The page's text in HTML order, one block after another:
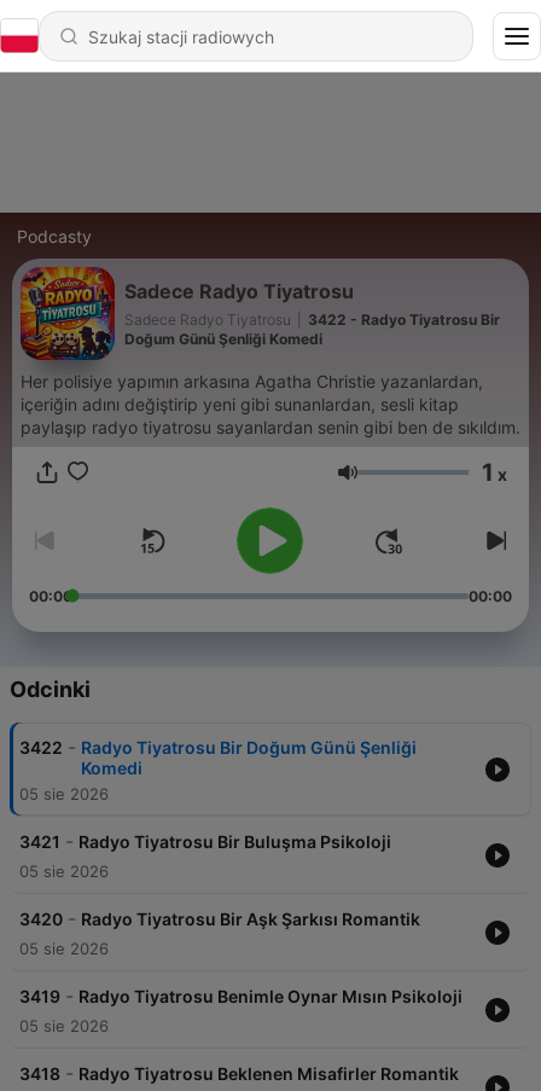
Podcasty
Sadece Radyo Tiyatrosu
Sadece Radyo Tiyatrosu
3422 - Radyo Tiyatrosu Bir
Doğum Günü Şenliği Komedi
Her polisiye yapımın arkasına Agatha Christie yazanlardan,
içeriğin adını değiştirip yeni gibi sunanlardan, sesli kitap
paylaşıp radyo tiyatrosu sayanlardan senin gibi ben de sıkıldım.
Głośność 1 x
00:00 00:00
Odcinki
3422 - Radyo Tiyatrosu Bir Doğum Günü Şenliği
Komedi
05 sie 2026
3421 - Radyo Tiyatrosu Bir Buluşma Psikoloji
05 sie 2026
3420 - Radyo Tiyatrosu Bir Aşk Şarkısı Romantik
05 sie 2026
3419 - Radyo Tiyatrosu Benimle Oynar Mısın Psikoloji
05 sie 2026
3418 - Radyo Tiyatrosu Beklenen Misafirler Romantik